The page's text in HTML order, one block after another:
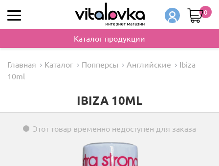
0
Каталог продукции
Главная Каталог Попперсы Английские
Ibiza
10ml
IBIZA 10ML
Этот товар временно недоступен для заказа